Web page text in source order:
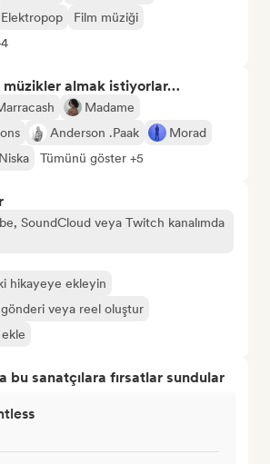
Elektropop
Film müziği
müzikler almak istiyorlar…
Madame
Anderson .Paak
Morad
Niska Tümünü göster +5
SoundCloud veya Twitch kanalımda
hikayeye ekleyin
veya reel oluştur
bu sanatçılara fırsatlar sundular